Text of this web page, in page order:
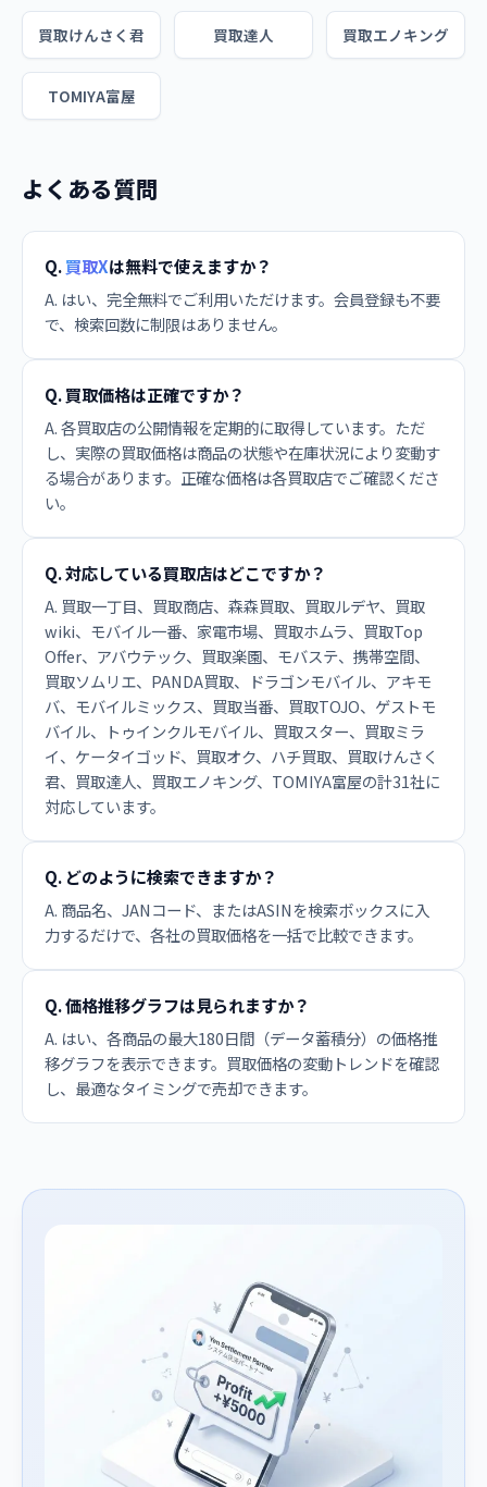
買取けんさく君 買取達人 買取エノキング
TOMIYA富屋
よくある質問
Q.買取Xは無料で使えますか？
A. はい、完全無料でご利用いただけます。会員登録も不要
で、検索回数に制限はありません。
Q. 買取価格は正確ですか？
A. 各買取店の公開情報を定期的に取得しています。ただ
し、実際の買取価格は商品の状態や在庫状況により変動す
る場合があります。正確な価格は各買取店でご確認くださ
い。
Q. 対応している買取店はどこですか？
A. 買取一丁目、買取商店、森森買取、買取ルデヤ、買取
wiki、モバイル一番、家電市場、買取ホムラ、買取Top
Offer、アバウテック、買取楽園、モバステ、携帯空間、
買取ソムリエ、PANDA買取、ドラゴンモバイル、アキモ
バ、モバイルミックス、買取当番、買取TOJO、ゲストモ
バイル、トゥインクルモバイル、買取スター、買取ミラ
イ、ケータイゴッド、買取オク、ハチ買取、買取けんさく
君、買取達人、買取エノキング、TOMIYA富屋の計31社に
対応しています。
Q. どのように検索できますか？
A. 商品名、JANコード、またはASINを検索ボックスに入
力するだけで、各社の買取価格を一括で比較できます。
Q. 価格推移グラフは見られますか？
A. はい、各商品の最大180日間（データ蓄積分）の価格推
移グラフを表示できます。買取価格の変動トレンドを確認
し、最適なタイミングで売却できます。